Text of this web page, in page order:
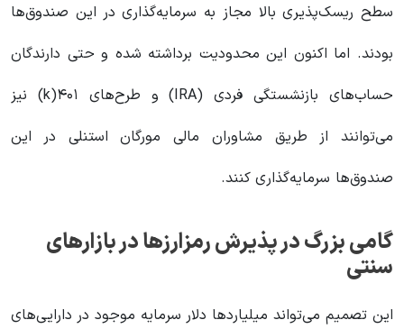
سطح ریسک‌پذیری بالا مجاز به سرمایه‌گذاری در این صندوق‌ها
بودند. اما اکنون این محدودیت برداشته شده و حتی دارندگان
حساب‌های بازنشستگی فردی (IRA) و طرح‌های ۴۰۱(k) نیز
می‌توانند از طریق مشاوران مالی مورگان استنلی در این
صندوق‌ها سرمایه‌گذاری کنند.
گامی بزرگ در پذیرش رمزارزها در بازارهای
سنتی
این تصمیم می‌تواند میلیاردها دلار سرمایه موجود در دارایی‌های